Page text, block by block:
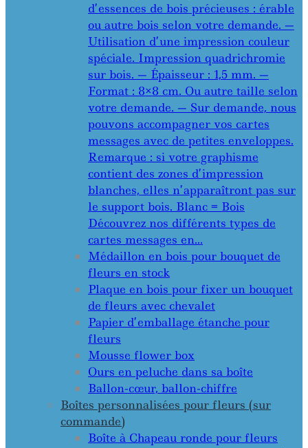
d’essences de bois précieuses : érable
ou autre bois selon votre demande. —
Utilisation d’une impression couleur
spéciale. Impression quadrichromie
sur bois. — Épaisseur : 1,5 mm. —
Format : 8×8 cm. Ou autre taille selon
votre demande. — Sur demande, nous
pouvons accompagner vos cartes
messages avec de petites enveloppes.
Remarque : si votre graphisme
contient des zones d’impression
blanches, elles n’apparaîtront pas sur
le support bois. Blanc = Bois
Découvrez nos différents types de
cartes messages en…
Médaillon en bois pour bouquet de
fleurs en stock
Plaque en bois pour fixer un bouquet
de fleurs avec chevalet
Papier d’emballage étanche pour
fleurs
Mousse flower box
Ours en peluche dans sa boîte
Ballon-cœur, ballon-chiffre
Boîtes personnalisées pour fleurs (sur
commande)
Boîte à Chapeau ronde pour fleurs